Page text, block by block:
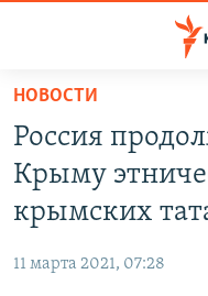
Вернуться
основному
содержанию
Вернутся
главной
навигации
СПЕЦПРОЕКТЫ
11 ЛЕТ ОККУПАЦИИ
ВОДА
ЕЩЕ
НОВОСТИ
Россия
Крыму
крымских
11 марта 2021, 07:28